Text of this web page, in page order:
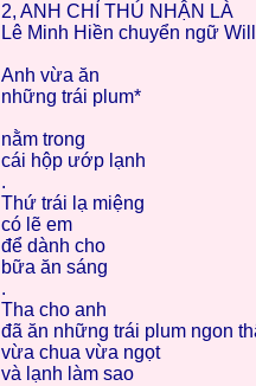
2, ANH CHỈ THÚ NHẬN LÀ
Lê Minh Hiền chuyển ngữ
Anh vừa ăn
những trái plum*
nằm trong
cái hộp ướp lạnh
.
Thứ trái lạ miệng
có lẽ em
để dành cho
bữa ăn sáng
.
Tha cho anh
đã ăn những trái plum ngon
vừa chua vừa ngọt
và lạnh làm sao